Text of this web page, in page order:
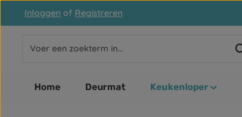
de hoofdinhoud
Ga naar de zoekopdracht
Ga naar de hoofdnavigatie
Inloggen of Registreren
Home Deurmat Keukenloper